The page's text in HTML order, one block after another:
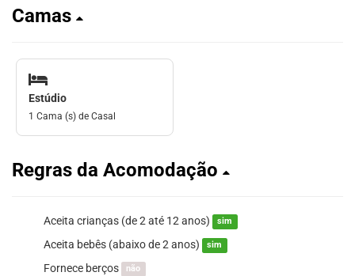
Camas
Estúdio
1 Cama (s) de Casal
Regras da Acomodação
Aceita crianças (de 2 até 12 anos) sim
Aceita bebês (abaixo de 2 anos) sim
Fornece berços não